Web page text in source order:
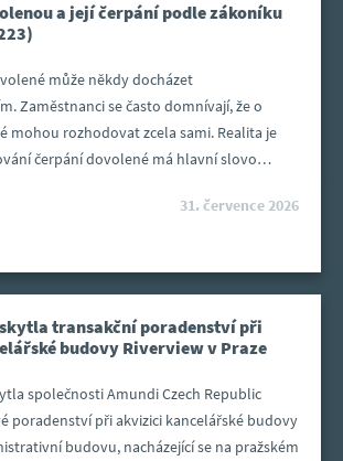
a její čerpání podle zákoníku
může někdy docházet
Zaměstnanci se často domnívají, že o
mohou rozhodovat zcela sami. Realita je
čerpání dovolené má hlavní slovo
upravuje zákoník práce v § 211–223. Proč
za krokem v tomto článku – od vzniku
dní dovolené, až po nařízení dovolené
31. července 2026
transakční poradenství při
budovy Riverview v Praze
společnosti Amundi Czech Republic
poradenství při akvizici kancelářské budovy
budovu, nacházející se na pražském